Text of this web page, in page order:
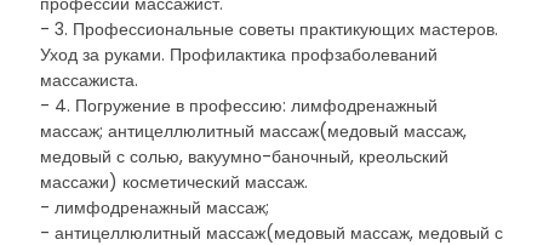
- 3. Профессиональные советы практикующих мастеров.
Уход за руками. Профилактика профзаболеваний
массажиста.
- 4. Погружение в профессию: лимфодренажный
массаж; антицеллюлитный массаж(медовый массаж,
медовый с солью, вакуумно-баночный, креольский
массажи) косметический массаж.
- лимфодренажный массаж;
- антицеллюлитный массаж(медовый массаж, медовый с